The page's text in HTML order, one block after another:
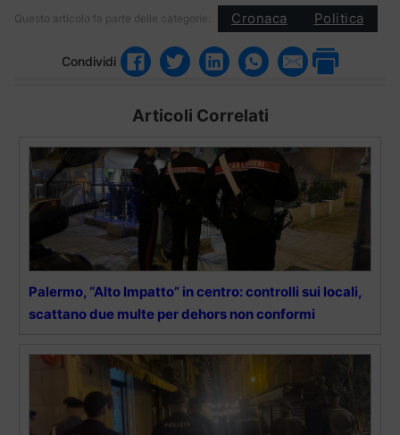
Questo articolo fa parte delle categorie: Cronaca Politica
Condividi
Articoli Correlati
Palermo, “Alto Impatto” in centro: controlli sui locali,
scattano due multe per dehors non conformi